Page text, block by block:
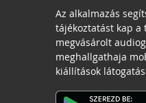
Az alkalmazás
tájékoztatást kap a
megvásárolt
meghallgathaja
kiállítások